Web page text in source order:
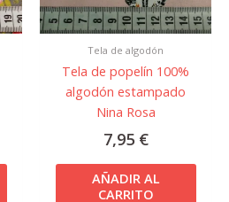
Tela de algodón
Tela de popelín 100%
algodón estampado
Nina Rosa
7,95 €
AÑADIR AL
CARRITO